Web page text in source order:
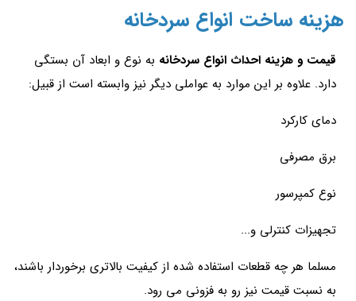
هزینه ساخت انواع سردخانه
قیمت و هزینه احداث انواع سردخانه به نوع و ابعاد آن بستگی
دارد. علاوه بر این موارد به عواملی دیگر نیز وابسته است از قبیل:
دمای کارکرد
برق مصرفی
نوع کمپرسور
تجهیزات کنترلی و...
مسلما هر چه قطعات استفاده شده از کیفیت بالاتری برخوردار باشند،
به نسبت قیمت نیز رو به فزونی می رود.